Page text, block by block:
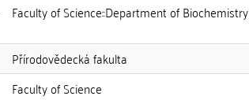
Faculty of Science::Department of Biochemistry
Přírodovědecká fakulta
Faculty of Science